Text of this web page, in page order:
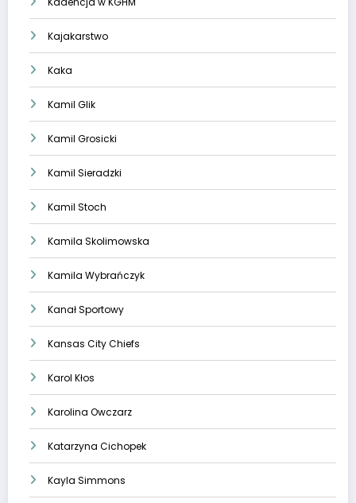
Kajakarstwo
Kaka
Kamil Glik
Kamil Grosicki
Kamil Sieradzki
Kamil Stoch
Kamila Skolimowska
Kamila Wybrańczyk
Kanał Sportowy
Kansas City Chiefs
Karol Kłos
Karolina Owczarz
Katarzyna Cichopek
Kayla Simmons